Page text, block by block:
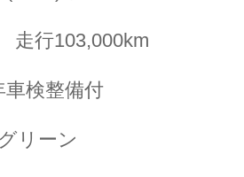
走行103,000km
検整備付
リーン